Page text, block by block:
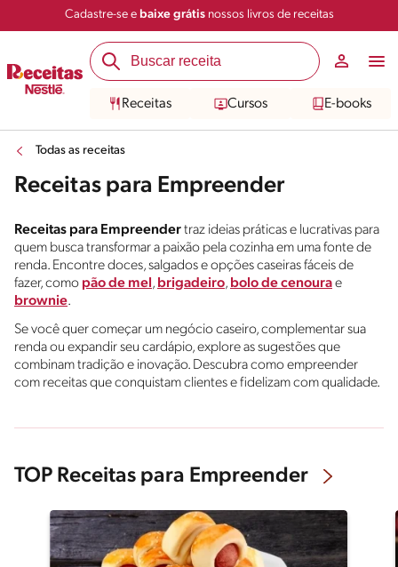
Cadastre-se e baixe grátisnossos livros de receitas
Receitas Cursos E-books
Todas as receitas
Receitas para Empreender
Receitas para Empreendertraz ideias práticas e lucrativas para
quem busca transformar a paixão pela cozinha em uma fonte de
renda. Encontre doces, salgados e opções caseiras fáceis de
fazer, como pão de mel , brigadeiro, bolo de cenourae
brownie.
Se você quer começar um negócio caseiro, complementar sua
renda ou expandir seu cardápio, explore as sugestões que
combinam tradição e inovação. Descubra como empreender
com receitas que conquistam clientes e fidelizam com qualidade.
TOP Receitas para Empreender